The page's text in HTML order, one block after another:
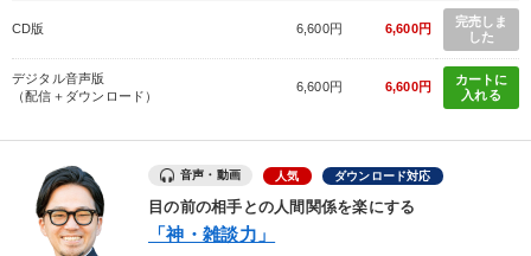
経営リーダーの考え方と戦略を学ぶ
最新刊・戦略参謀ChatGPT実戦法と中小企業のDXと講話ご案内
全国経営者セミナー収録〈売れ筋・人気ランキング〉＆新刊・好
成功哲学・人間学 後継社長・アトツギ
CD版 6,600円 6,600円
完売しま
した
デジタル音声版
（配信＋ダウンロード）
6,600円 6,600円
カートに
入れる
音声・動画 人気 ダウンロード対応
目の前の相手との人間関係を楽にする
「神・雑談力」